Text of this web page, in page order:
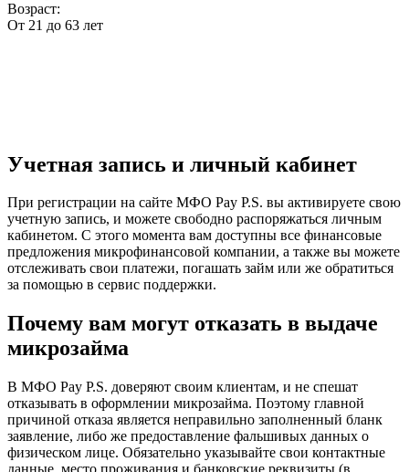
Возраст:
От 21 до 63 лет
Учетная запись и личный кабинет
При регистрации на сайте МФО Pay P.S. вы активируете свою
учетную запись, и можете свободно распоряжаться личным
кабинетом. С этого момента вам доступны все финансовые
предложения микрофинансовой компании, а также вы можете
отслеживать свои платежи, погашать займ или же обратиться
за помощью в сервис поддержки.
Почему вам могут отказать в выдаче
микрозайма
В МФО Pay P.S. доверяют своим клиентам, и не спешат
отказывать в оформлении микрозайма. Поэтому главной
причиной отказа является неправильно заполненный бланк
заявление, либо же предоставление фальшивых данных о
физическом лице. Обязательно указывайте свои контактные